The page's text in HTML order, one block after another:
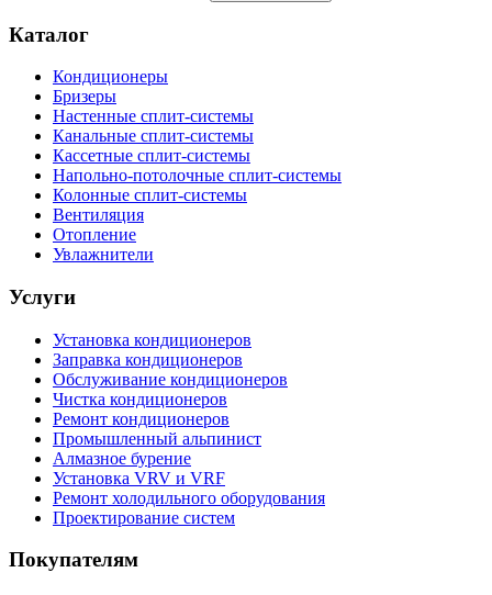
Каталог
Кондиционеры
Бризеры
Настенные сплит-системы
Канальные сплит-системы
Кассетные сплит-системы
Напольно-потолочные сплит-системы
Колонные сплит-системы
Вентиляция
Отопление
Увлажнители
Услуги
Установка кондиционеров
Заправка кондиционеров
Обслуживание кондиционеров
Чистка кондиционеров
Ремонт кондиционеров
Промышленный альпинист
Алмазное бурение
Установка VRV и VRF
Ремонт холодильного оборудования
Проектирование систем
Покупателям